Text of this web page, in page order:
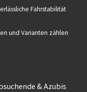
Fahrstabilität
und Varianten zählen
& Azubis